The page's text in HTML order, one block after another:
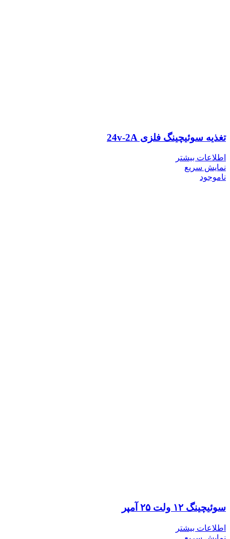
تغذیه سوئیچینگ فلزی 24v-2A
اطلاعات بیشتر
نمایش سریع
ناموجود
سوئیچینگ ۱۲ ولت ۲۵ آمپر
اطلاعات بیشتر